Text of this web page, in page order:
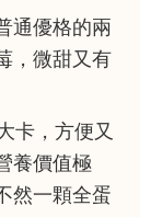
通優格的兩
，微甜又有
卡，方便又
養價值極
然一顆全蛋